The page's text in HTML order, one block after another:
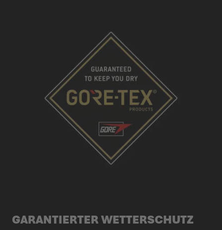
GARAN­TIERTER WETTER­SCHUTZ